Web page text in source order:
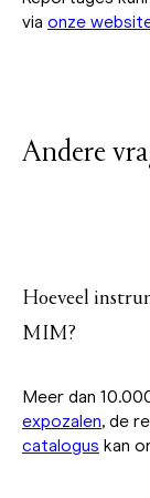
via onze
Andere
Hoeveel
MIM?
Meer dan
expozalen, de
catalogus kan